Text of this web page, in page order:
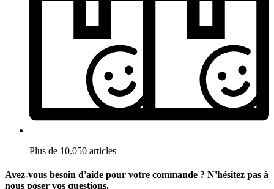
Plus de 10.050 articles
Avez-vous besoin d'aide pour votre commande ? N'hésitez pas à
nous poser vos questions.